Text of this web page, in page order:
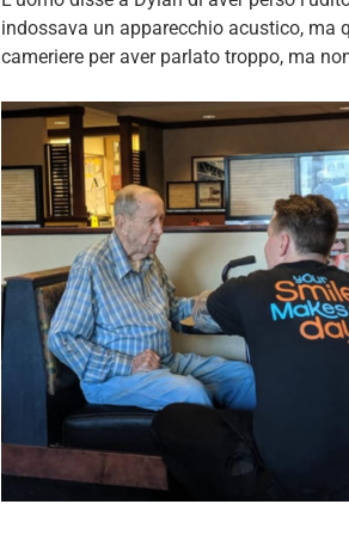
indossava un apparecchio acustico, ma
cameriere per aver parlato troppo, ma